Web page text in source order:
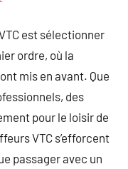
est sélectionner
ordre, où la
mis en avant. Que
des
pour le loisir de
VTC s’efforcent
passager avec un